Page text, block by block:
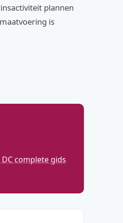
plannen
is
complete gids